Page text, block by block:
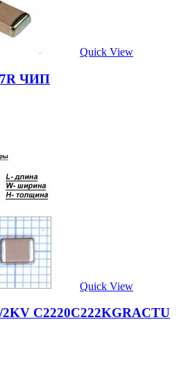
Quick View
ЧИП
Quick View
2KV C2220C222KGRACTU